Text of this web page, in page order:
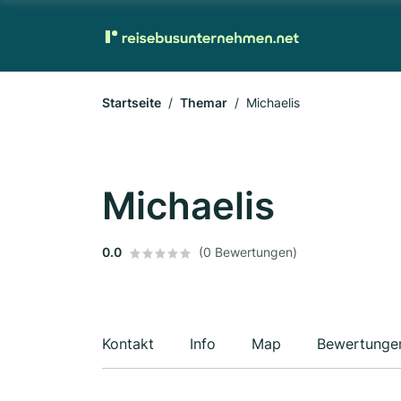
Startseite Themar Michaelis
Michaelis
0.0 (0 Bewertungen)
Kontakt Info Map